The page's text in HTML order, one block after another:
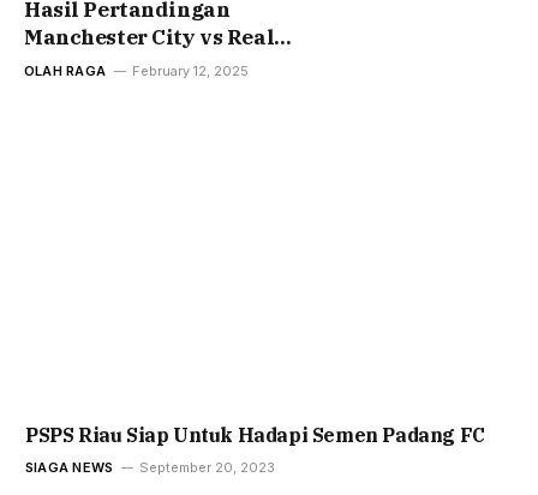
Hasil Pertandingan
Manchester City vs Real
Madrid di Liga Champions
OLAH RAGA February 12, 2025
PSPS Riau Siap Untuk Hadapi Semen Padang FC
SIAGA NEWS September 20, 2023